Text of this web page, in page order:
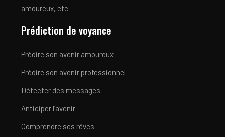
amoureux, etc.
Prédiction de voyance
Prédire son avenir amoureux
Prédire son avenir professionnel
Détecter des messages
Anticiper l’avenir
Comprendre ses rêves